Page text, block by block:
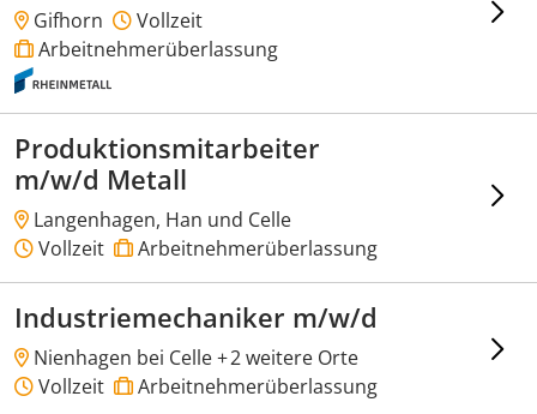
Gifhorn
Vollzeit
Arbeitnehmerüberlassung
Produktionsmitarbeiter
m/w/d Metall
Langenhagen, Han und Celle
Vollzeit
Arbeitnehmerüberlassung
Industriemechaniker m/w/d
Nienhagen bei Celle +2 weitere Orte
Vollzeit
Arbeitnehmerüberlassung